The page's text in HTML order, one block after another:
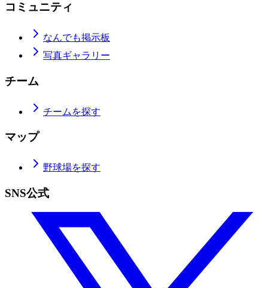
コミュニティ
なんでも掲示板
写真ギャラリー
チーム
チームを探す
マップ
野球場を探す
SNS公式